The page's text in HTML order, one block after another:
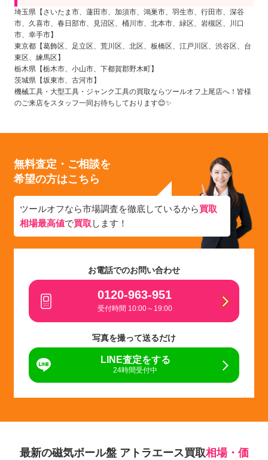
埼玉県【さいたま市、蓮田市、加須市、鴻巣市、羽生市、行田市、深谷
市、久喜市、春日部市、見沼区、桶川市、北本市、緑区、岩槻区、川口
市、幸手市】
東京都【葛飾区、足立区、荒川区、北区、板橋区、江戸川区、渋谷区、台
東区、練馬区】
栃木県【栃木市、小山市、下都賀郡野木町】
茨城県【坂東市、古河市】
機械工具・大型工具・ジャンク工具の買取ならツールオフ上尾店へ！皆様
のご来店をスタッフ一同お待ちしております😊✨
無料査定・ご相談を
希望の方はこちら
ツールオフなら市場調査を徹底しているから買取
相場最高値で買取 します！
お電話でのお問い合わせ
0120-963-951
受付時間 10:00～19:00
写真を撮って送るだけ
LINE査定をする
24時間受付中
最新の磁気ボール盤 アトラエース買取相場・価